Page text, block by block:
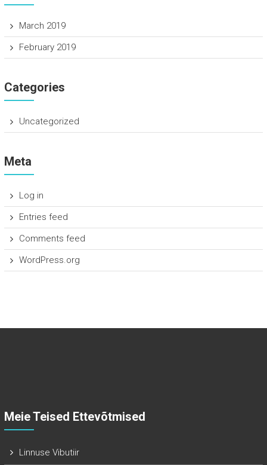
March 2019
February 2019
Categories
Uncategorized
Meta
Log in
Entries feed
Comments feed
WordPress.org
Meie Teised Ettevõtmised
Linnuse Vibutiir